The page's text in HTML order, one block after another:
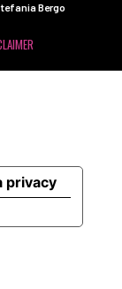
Bergo
privacy